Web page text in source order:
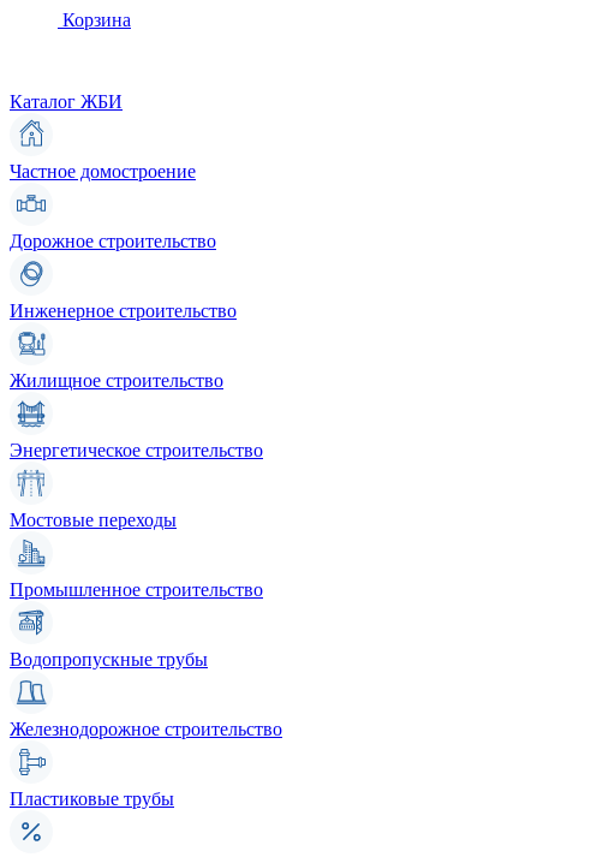
Корзина
Каталог ЖБИ
Частное домостроение
Дорожное строительство
Инженерное строительство
Жилищное строительство
Энергетическое строительство
Мостовые переходы
Промышленное строительство
Водопропускные трубы
Железнодорожное строительство
Пластиковые трубы